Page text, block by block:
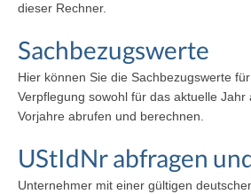
dieser Rechner.
Sachbezugswerte
Hier können Sie die Sachbezugswerte
Verpflegung sowohl für das aktuelle Jahr
Vorjahre abrufen und berechnen.
UStIdNr abfragen
Unternehmer mit einer gültigen